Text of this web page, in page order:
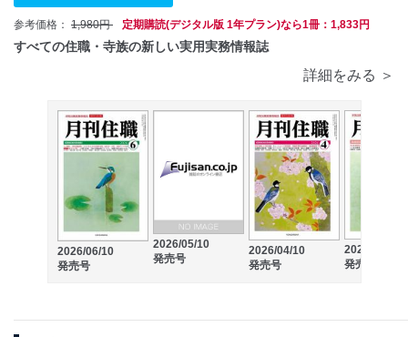
参考価格： 1,980円 定期購読(デジタル版 1年プラン)なら1冊：1,833円
すべての住職・寺族の新しい実用実務情報誌
詳細をみる ＞
2026/06/10
発売号
2026/05/10
発売号
2026/04/10
発売号
2026/03/10
発売号